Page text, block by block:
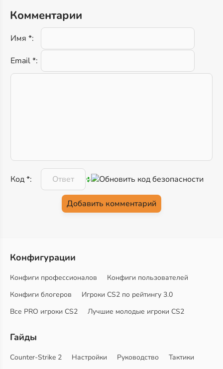
Комментарии
Имя *:
Email *:
Код *:
Конфигурации
Конфиги профессионалов
Конфиги пользователей
Конфиги блогеров
Игроки CS2 по рейтингу 3.0
Все PRO игроки CS2
Лучшие молодые игроки CS2
Гайды
Counter-Strike 2 Настройки Руководство
Тактики